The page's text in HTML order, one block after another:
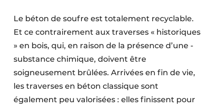
Le béton de soufre est totalement recyclable.
Et ce contrairement aux traverses « historiques
» en bois, qui, en raison de la présence d’une ­
substance chimique, doivent être
soigneusement brûlées. Arrivées en fin de vie,
les traverses en béton classique sont
également peu valorisées : elles finissent pour